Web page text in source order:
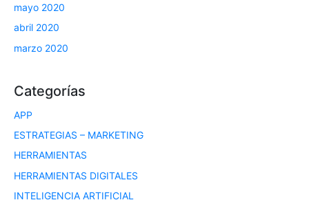
mayo 2020
abril 2020
marzo 2020
Categorías
APP
ESTRATEGIAS – MARKETING
HERRAMIENTAS
HERRAMIENTAS DIGITALES
INTELIGENCIA ARTIFICIAL